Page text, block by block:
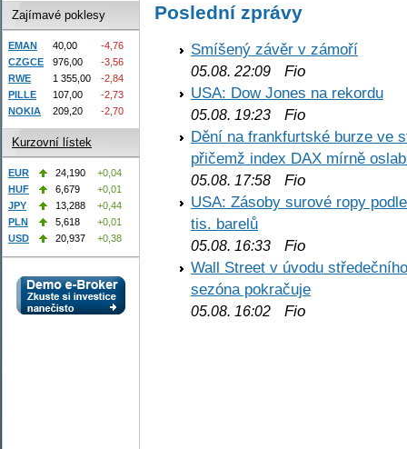
Poslední zprávy
Smíšený závěr v zámoří
05.08. 22:09 Fio
USA: Dow Jones na rekordu
05.08. 19:23 Fio
Dění na frankfurtské burze ve
přičemž index DAX mírně
05.08. 17:58 Fio
USA: Zásoby surové ropy
tis. barelů
05.08. 16:33 Fio
Wall Street v úvodu
sezóna pokračuje
05.08. 16:02 Fio
Zajímavé poklesy
EMAN 40,00
-4,76
CZGCE
976,00
-3,56
RWE
1 355,00
-2,84
PILLE
107,00
-2,73
NOKIA
209,20 -2,70
Kurzovní lístek
EUR 24,190
+0,04
HUF
6,679
+0,01
JPY
13,288
+0,44
PLN
5,618
+0,01
USD
20,937 +0,38